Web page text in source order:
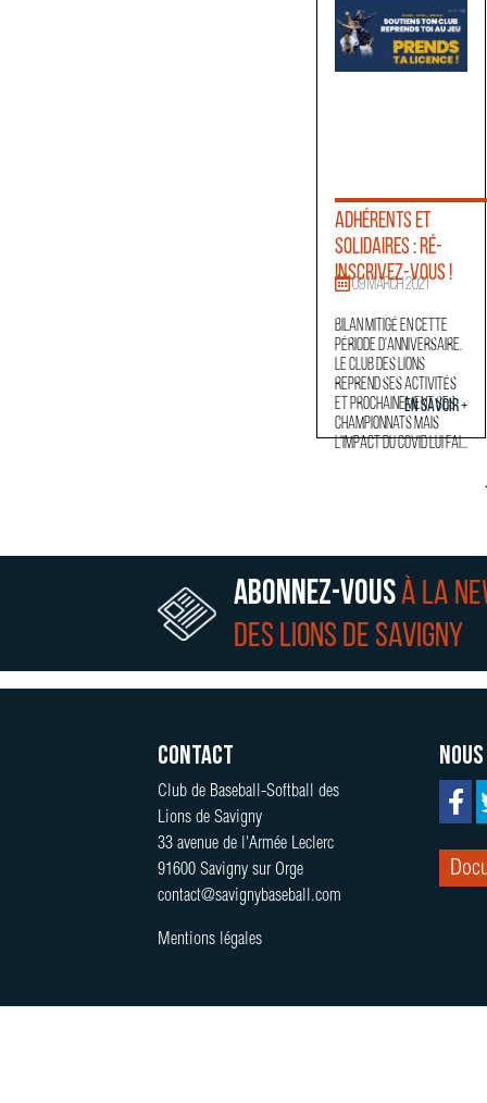
Adhérents et
solidaires : ré-
inscrivez-vous !
09 March 2021
Bilan mitigé en cette
période d'anniversaire.
Le club des Lions
reprend ses activités
et prochainement ses
championnats mais
l'impact du Covid lui fai...
En savoir +
Abonnez-vousà la
des lions de Savigny
Contact
Club de Baseball-Softball des
Lions de Savigny
33 avenue de l'Armée Leclerc
91600 Savigny sur Orge
contact@savignybaseball.com
Mentions légales